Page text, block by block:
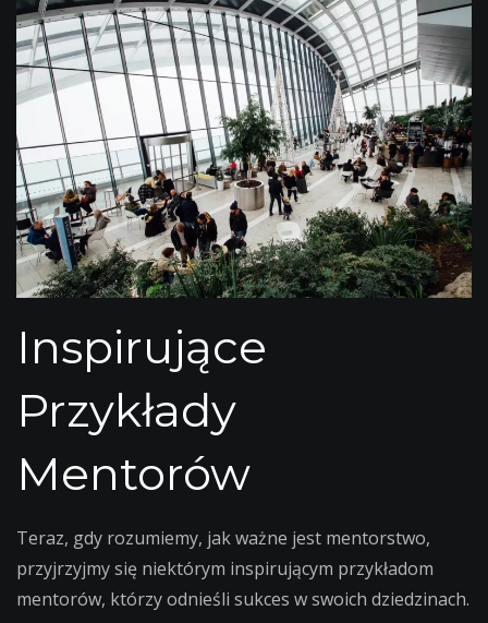
Inspirujące
Przykłady
Mentorów
Teraz, gdy rozumiemy, jak ważne jest mentorstwo,
przyjrzyjmy się niektórym inspirującym przykładom
mentorów, którzy odnieśli sukces w swoich dziedzinach.